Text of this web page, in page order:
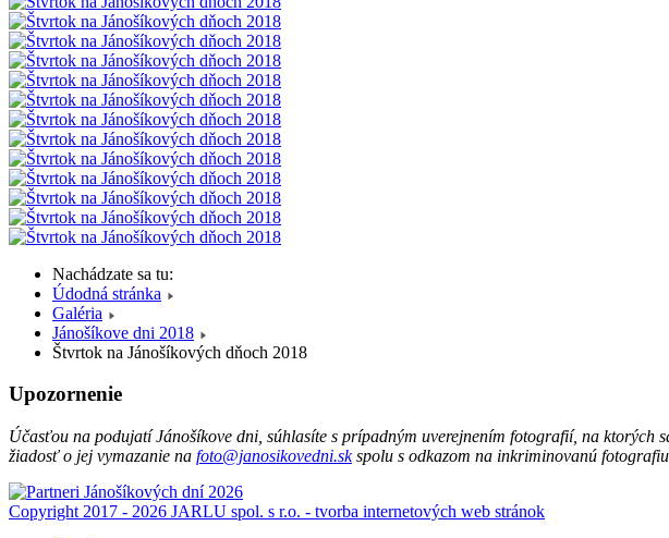
Nachádzate sa tu:
Údodná stránka
Galéria
Jánošíkove dni 2018
Štvrtok na Jánošíkových dňoch 2018
Upozornenie
Účasťou na podujatí Jánošíkove dni, súhlasíte s prípadným uverejnením fotografií, na ktorých
žiadosť o jej vymazanie na foto@janosikovedni.skspolu s odkazom na inkriminovanú
Copyright 2017 - 2026 JARLU spol. s r.o. - tvorba internetových web stránok